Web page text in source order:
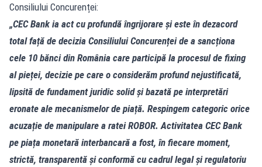
Consiliului Concurenței:
„CEC Bank ia act cu profundă îngrijorare și este în dezacord
total față de decizia Consiliului Concurenței de a sancționa
cele 10 bănci din România care participă la procesul de fixing
al pieței, decizie pe care o considerăm profund nejustificată,
lipsită de fundament juridic solid și bazată pe interpretări
eronate ale mecanismelor de piață. Respingem categoric orice
acuzație de manipulare a ratei ROBOR. Activitatea CEC Bank
pe piața monetară interbancară a fost, în fiecare moment,
strictă, transparentă și conformă cu cadrul legal și regulatoriu